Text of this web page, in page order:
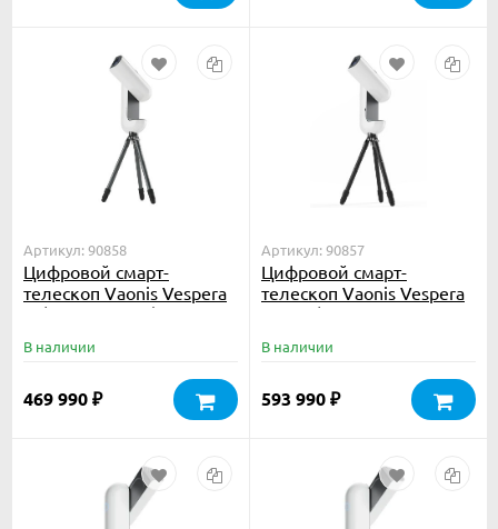
Артикул: 90858
Цифровой смарт-
телескоп Vaonis Vespera
III (со штативом)
В наличии
469 990 ₽
Артикул: 90857
Цифровой смарт-
телескоп Vaonis Vespera
PRO II (с кейсом и
В наличии
593 990 ₽